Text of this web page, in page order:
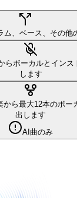
ム、ベース、その他
らボーカルとイン
します
から最大12本のボー
出します
AI曲のみ